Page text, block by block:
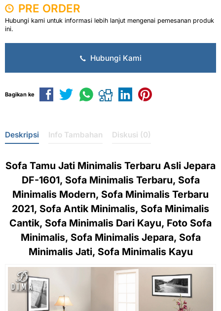
PRE ORDER
Hubungi kami untuk informasi lebih lanjut mengenai pemesanan produk
ini.
Hubungi Kami
Bagikan ke
Deskripsi Info Tambahan Diskusi (0)
Sofa Tamu Jati Minimalis Terbaru Asli Jepara
DF-1601, Sofa Minimalis Terbaru, Sofa
Minimalis Modern, Sofa Minimalis Terbaru
2021, Sofa Antik Minimalis, Sofa Minimalis
Cantik, Sofa Minimalis Dari Kayu, Foto Sofa
Minimalis, Sofa Minimalis Jepara, Sofa
Minimalis Jati, Sofa Minimalis Kayu